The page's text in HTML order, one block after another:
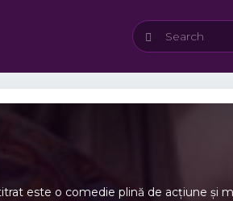
este o comedie plină de acțiune și